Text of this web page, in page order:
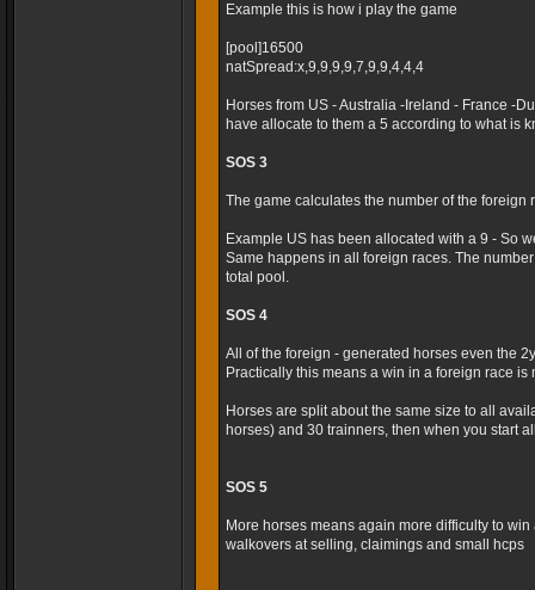
Example this is how i play the game
[pool]16500
natSpread:x,9,9,9,9,7,9,9,4,4,4
Horses from US - Australia -Ireland - France -
have allocate to them a 5 according to what is
SOS 3
The game calculates the number of the foreign
Example US has been allocated with a 9 - So
Same happens in all foreign races. The
total pool.
SOS 4
All of the foreign - generated horses even the
Practically this means a win in a foreign race is
Horses are split about the same size to all
horses) and 30 trainners, then when you start
SOS 5
More horses means again more difficulty to
walkovers at selling, claimings and small hcps